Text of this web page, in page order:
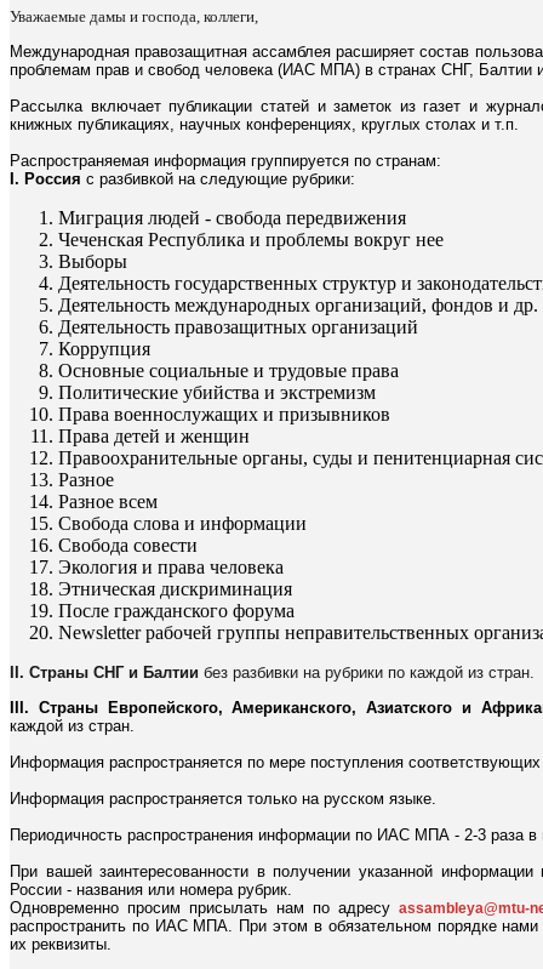
Уважаемые дамы и господа, коллеги,
Международная правозащитная ассамблея расширяет состав
проблемам прав и свобод человека (ИАС МПА) в странах СНГ, Балтии
Рассылка включает публикации статей и заметок из газет и
книжных публикациях, научных конференциях, круглых столах и т.п.
Распространяемая информация группируется по странам:
I. Россия с разбивкой на следующие рубрики:
Миграция людей - свобода передвижения
Чеченская Республика и проблемы вокруг нее
Выборы
Деятельность государственных структур и
Деятельность международных организаций, фондов и др.
Деятельность правозащитных организаций
Коррупция
Основные социальные и трудовые права
Политические убийства и экстремизм
Права военнослужащих и призывников
Права детей и женщин
Правоохранительные органы, суды и пенитенциарная
Разное
Разное всем
Свобода слова и информации
Свобода совести
Экология и права человека
Этническая дискриминация
После гражданского форума
Newsletter рабочей группы неправительственных
II. Страны СНГ и Балтии без разбивки на рубрики по каждой из стран.
III. Страны Европейского, Американского, Азиатского и
каждой из стран.
Информация распространяется по мере поступления
Информация распространяется только на русском языке.
Периодичность распространения информации по ИАС МПА - 2-3 раза
При вашей заинтересованности в получении указанной
России - названия или номера рубрик.
Одновременно просим присылать нам по адресу assambleya@mtu-
распространить по ИАС МПА. При этом в обязательном порядке
их реквизиты.